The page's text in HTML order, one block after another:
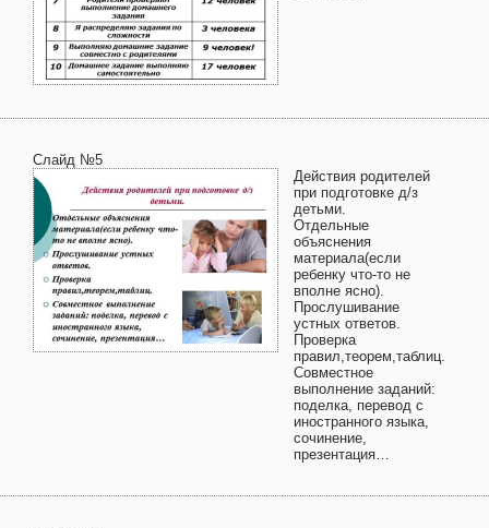
Слайд №5
Действия родителей
при подготовке д/з
детьми.
Отдельные
объяснения
материала(если
ребенку что-то не
вполне ясно).
Прослушивание
устных ответов.
Проверка
правил,теорем,таблиц.
Совместное
выполнение заданий:
поделка, перевод с
иностранного языка,
сочинение,
презентация…